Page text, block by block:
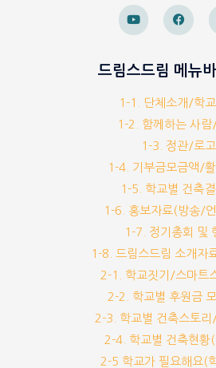
드림스드림 메뉴바
1-1. 단체소개/학
1-2. 함께하는 사람
1-3. 정관/로고
1-4. 기부금모금액/
1-5. 학교별 건축결
1-6. 홍보자료(방송/
1-7. 정기총회 및
1-8. 드림스드림 소개자
2-1. 학교짓기/스마트
2-2. 학교별 후원금
2-3. 학교별 건축스토
2-4. 학교별 건축현황
2-5 학교가 필요해요(